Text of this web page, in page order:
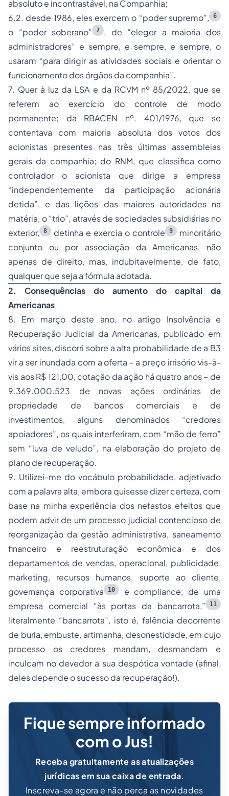
absoluto e incontrastável, na Companhia;
6.2. desde 1986, eles exercem o “poder supremo”,
6
o “poder soberano” 7
, de “eleger a maioria dos
administradores” e sempre, e sempre, e sempre, o
usaram “para dirigir as atividades sociais e orientar o
funcionamento dos órgãos da companhia”.
7. Quer à luz da LSA e da RCVM nº 85/2022, que se
referem ao exercício do controle de modo
permanente; da RBACEN nº. 401/1976, que se
contentava com maioria absoluta dos votos dos
acionistas presentes nas três últimas assembleias
gerais da companhia; do RNM, que classifica como
controlador o acionista que dirige a empresa
“independentemente da participação acionária
detida”, e das lições das maiores autoridades na
matéria, o “trio”, através de sociedades subsidiárias no
exterior,
8 detinha e exercia o controle 9
minoritário
conjunto ou por associação da Americanas, não
apenas de direito, mas, indubitavelmente, de fato,
qualquer que seja a fórmula adotada.
2. Consequências do aumento do capital da
Americanas
8. Em março deste ano, no artigo Insolvência e
Recuperação Judicial da Americanas, publicado em
vários sites, discorri sobre a alta probabilidade de a B3
vir a serinundada com a oferta - a preço irrisóriovis-à-
vis aos R$ 121,00, cotação da ação há quatro anos– de
9.369.000.523 de novas ações ordinárias de
propriedade de bancos comerciais e de
investimentos, alguns denominados “credores
apoiadores”, os quais interferiram, com “mão de ferro”
sem “luva de veludo”, na elaboração do projeto de
plano de recuperação.
9. Utilizei-me do vocábulo probabilidade, adjetivado
com a palavra alta, embora quisesse dizercerteza, com
base na minha experiência dos nefastos efeitos que
podem advir de um processo judicial contencioso de
reorganização da gestão administrativa, saneamento
financeiro e reestruturação econômica e dos
departamentos de vendas, operacional, publicidade,
marketing, recursos humanos, suporte ao cliente,
governança corporativa
10 e compliance, de uma
empresa comercial “às portas da bancarrota,”
11
literalmente “bancarrota”, isto é, falência decorrente
de burla, embuste, artimanha, desonestidade, em cujo
processo os credores mandam, desmandam e
inculcam no devedor a sua despótica vontade(afinal,
deles depende o sucesso da recuperação!).
Fique sempre informado
com o Jus!
Receba gratuitamente as atualizações
jurídicas em sua caixa de entrada.
Inscreva-se agora e não perca as novidades